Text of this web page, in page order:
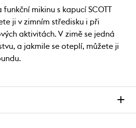
mikinu s kapucí SCOTT
ji v zimním středisku i při
aktivitách. V zimě se jedná
a jakmile se oteplí, můžete ji